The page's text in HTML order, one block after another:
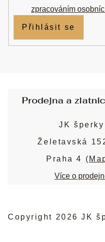
zpracováním
Přihlásit se
Prodejna a
JK šperky
Želetavská
Praha 4 (
Více o
Copyright 2026JK